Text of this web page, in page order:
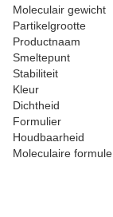
Moleculair gewicht
Partikelgrootte
Productnaam
Smeltepunt
Stabiliteit
Kleur
Dichtheid
Formulier
Houdbaarheid
Moleculaire formule